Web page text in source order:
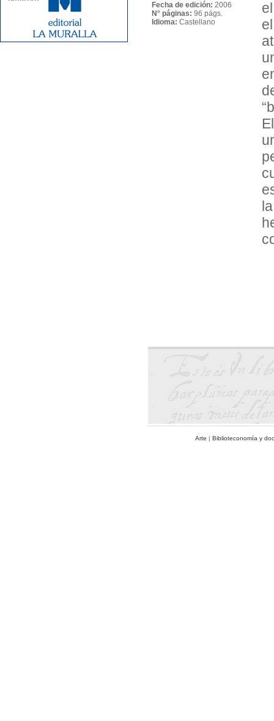
Fecha de edición: 2006
N° páginas: 96 págs.
Idioma: Castellano
Arte | Biblioteconomía y